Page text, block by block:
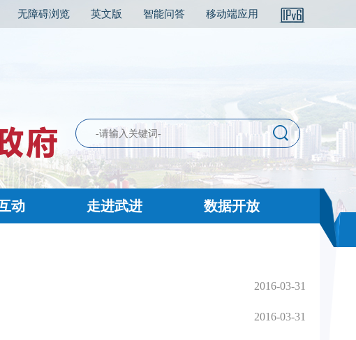
无障碍浏览 英文版 智能问答 移动端应用
动 走进武进 数据开放
2016-03-31
2016-03-31